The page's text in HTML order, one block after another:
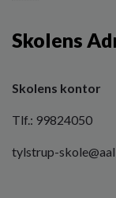
Skolens
Skolens kontor
Tlf.: 99824050
tylstrup-